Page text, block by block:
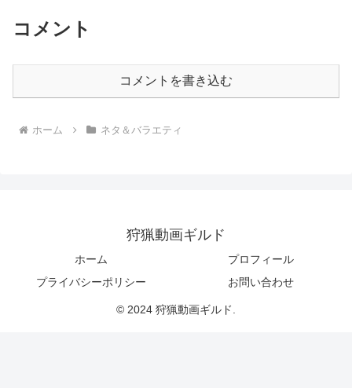
コメント
コメントを書き込む
ホーム ネタ＆バラエティ
狩猟動画ギルド
ホーム
プロフィール
プライバシーポリシー
お問い合わせ
© 2024 狩猟動画ギルド.